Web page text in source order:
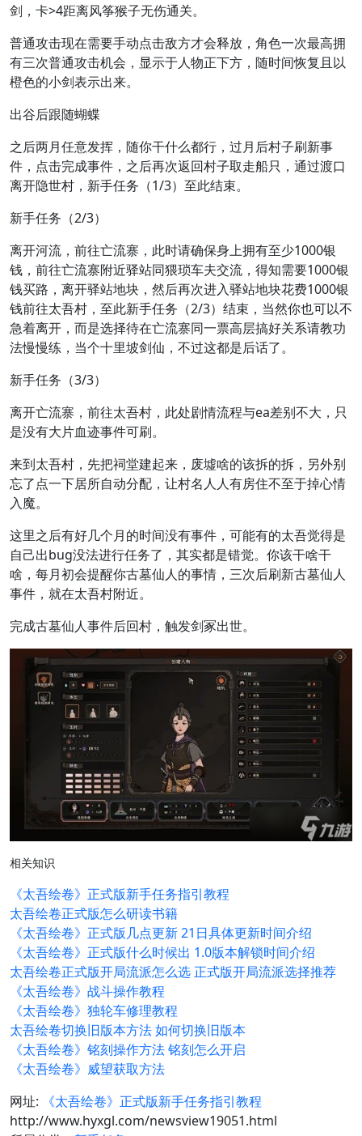
剑，卡>4距离风筝猴子无伤通关。
普通攻击现在需要手动点击敌方才会释放，角色一次最高拥
有三次普通攻击机会，显示于人物正下方，随时间恢复且以
橙色的小剑表示出来。
出谷后跟随蝴蝶
之后两月任意发挥，随你干什么都行，过月后村子刷新事
件，点击完成事件，之后再次返回村子取走船只，通过渡口
离开隐世村，新手任务（1/3）至此结束。
新手任务（2/3）
离开河流，前往亡流寨，此时请确保身上拥有至少1000银
钱，前往亡流寨附近驿站同猥琐车夫交流，得知需要1000银
钱买路，离开驿站地块，然后再次进入驿站地块花费1000银
钱前往太吾村，至此新手任务（2/3）结束，当然你也可以不
急着离开，而是选择待在亡流寨同一票高层搞好关系请教功
法慢慢练，当个十里坡剑仙，不过这都是后话了。
新手任务（3/3）
离开亡流寨，前往太吾村，此处剧情流程与ea差别不大，只
是没有大片血迹事件可刷。
来到太吾村，先把祠堂建起来，废墟啥的该拆的拆，另外别
忘了点一下居所自动分配，让村名人人有房住不至于掉心情
入魔。
这里之后有好几个月的时间没有事件，可能有的太吾觉得是
自己出bug没法进行任务了，其实都是错觉。你该干啥干
啥，每月初会提醒你古墓仙人的事情，三次后刷新古墓仙人
事件，就在太吾村附近。
完成古墓仙人事件后回村，触发剑冢出世。
相关知识
《太吾绘卷》正式版新手任务指引教程
太吾绘卷正式版怎么研读书籍
《太吾绘卷》正式版几点更新 21日具体更新时间介绍
《太吾绘卷》正式版什么时候出 1.0版本解锁时间介绍
太吾绘卷正式版开局流派怎么选 正式版开局流派选择推荐
《太吾绘卷》战斗操作教程
《太吾绘卷》独轮车修理教程
太吾绘卷切换旧版本方法 如何切换旧版本
《太吾绘卷》铭刻操作方法 铭刻怎么开启
《太吾绘卷》威望获取方法
网址:
《太吾绘卷》正式版新手任务指引教程
http://www.hyxgl.com/newsview19051.html